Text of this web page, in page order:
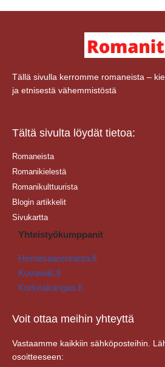
Tällä sivulla kerromme romaneista –
ja etnisestä vähemmistöstä
Tältä sivulta löydät tietoa:
Romaneista
Romanikielestä
Romanikulttuurista
Blogin artikkelit
Sivukartta
Yhteistyökumppanit
Hernesaarenranta.fi
Kuvawiik.fi
Korkeakangas.fi
Voit ottaa meihin yhteyttä
Vastaamme kaikkiin sähköposteihin.
osoitteeseen: